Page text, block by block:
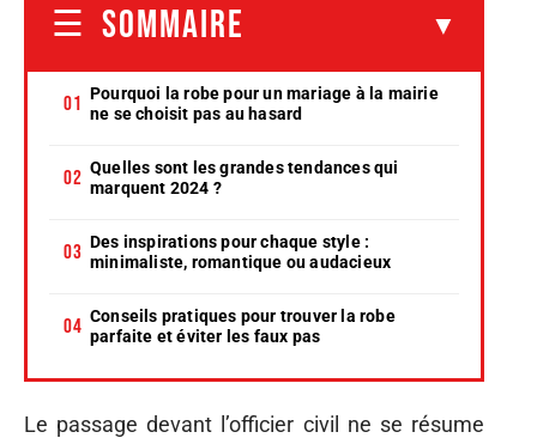
SOMMAIRE
Pourquoi la robe pour un mariage à la mairie
ne se choisit pas au hasard
Quelles sont les grandes tendances qui
marquent 2024 ?
Des inspirations pour chaque style :
minimaliste, romantique ou audacieux
Conseils pratiques pour trouver la robe
parfaite et éviter les faux pas
Le passage devant l’officier civil ne se résume